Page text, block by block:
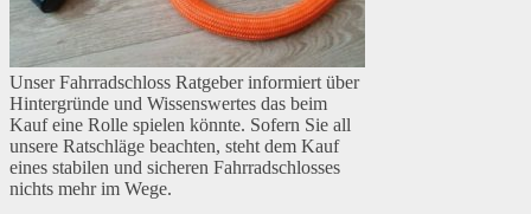
Unser Fahrradschloss Ratgeber informiert über
Hintergründe und Wissenswertes das beim
Kauf eine Rolle spielen könnte. Sofern Sie all
unsere Ratschläge beachten, steht dem Kauf
eines stabilen und sicheren Fahrradschlosses
nichts mehr im Wege.